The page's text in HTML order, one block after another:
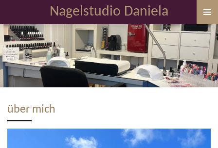
Hauptinhalt
springen
Nagelstudio Daniela
über mich